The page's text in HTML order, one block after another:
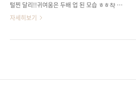
털찐 달리!!귀여움은 두배 업 된 모습 ㅎㅎ챡 달
라붙어 있던 털이뽕실하게 올라왔답니다이목구
자세히보기